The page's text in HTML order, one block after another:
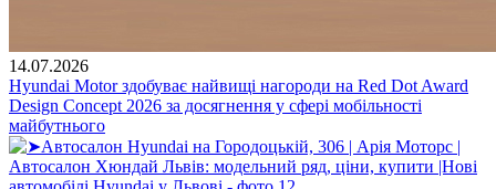
14.07.2026
Hyundai Motor здобуває найвищі нагороди на Red Dot Award
Design Concept 2026 за досягнення у сфері мобільності
майбутнього